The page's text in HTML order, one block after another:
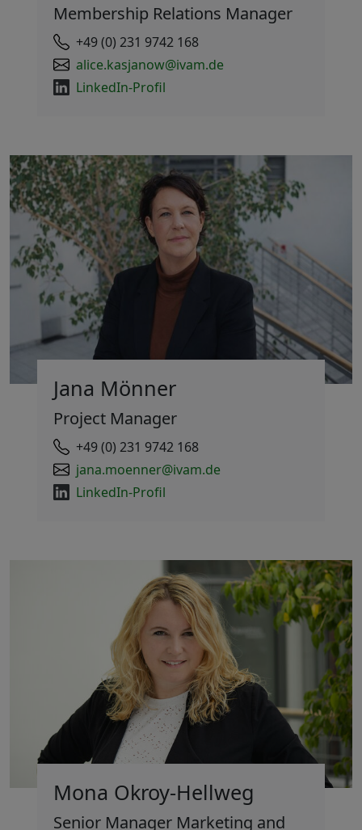
Membership Relations Manager
+49 (0) 231 9742 168
alice.kasjanow@ivam.de
LinkedIn-Profil
Jana Mönner
Project Manager
+49 (0) 231 9742 168
jana.moenner@ivam.de
LinkedIn-Profil
Mona Okroy-Hellweg
Senior Manager Marketing and